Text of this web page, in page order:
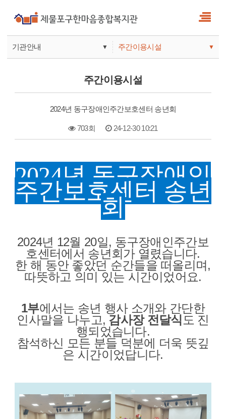
기관안내 ▼
기관안내
주간이용시설 ▼
주간보호
주간이용시설
2024년 동구장애인주간보호센터 송년회
703회 24-12-30 10:21
2024년 동구장애인
주간보호센터 송년
회
2024년 12월 20일, 동구장애인주간보
호센터에서 송년회가 열렸습니다.
한 해 동안 좋았던 순간들을 떠올리며,
따뜻하고 의미 있는 시간이었어요.
1부에서는 송년 행사 소개와 간단한
인사말을 나누고, 감사장 전달식 도 진
행되었습니다.
참석하신 모든 분들 덕분에 더욱 뜻깊
은 시간이었답니다.